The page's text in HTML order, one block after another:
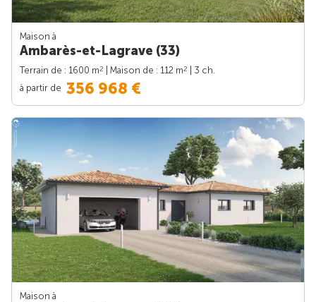
Maison à
Ambarès-et-Lagrave (33)
Terrain de : 1600 m2 | Maison de : 112 m2
| 3 ch.
à partir de 356 968 €
Maison à